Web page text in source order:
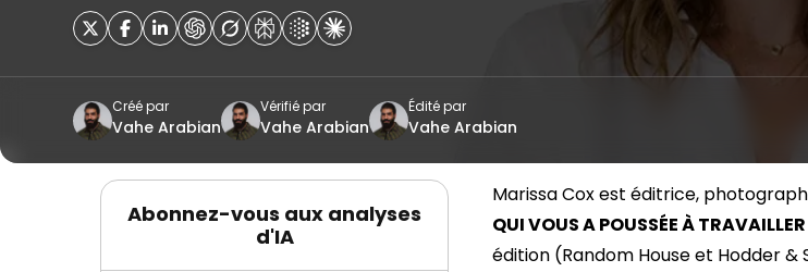
Créé par
Vahe Arabian
Vérifié par
Vahe Arabian
Édité par
Vahe Arabian
Abonnez-vous aux analyses
d'IA
Marissa Cox est éditrice,
QUI VOUS A POUSSÉE À
édition (Random House et Hodder